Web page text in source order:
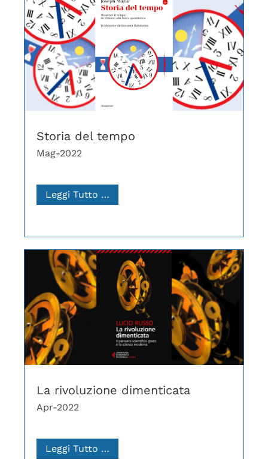
Storia del tempo
Mag-2022
Leggi Tutto …
La rivoluzione dimenticata
Apr-2022
Leggi Tutto …